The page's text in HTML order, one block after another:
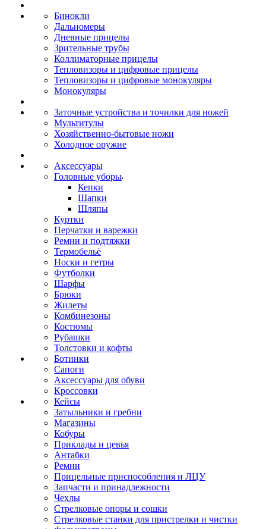
Бинокли
Дальномеры
Дневные прицелы
Зрительные трубы
Коллиматорные прицелы
Тепловизоры и цифровые прицелы
Тепловизоры и цифровые монокуляры
Монокуляры
Заточные устройства и точилки для ножей
Мультитулы
Хозяйственно-бытовые ножи
Холодное оружие
Аксессуары
Головные уборы
Кепки
Шапки
Шляпы
Куртки
Перчатки и варежки
Ремни и подтяжки
Термобельё
Носки и гетры
Футболки
Шарфы
Брюки
Жилеты
Комбинезоны
Костюмы
Рубашки
Толстовки и кофты
Ботинки
Сапоги
Аксессуары для обуви
Кроссовки
Кейсы
Затыльники и гребни
Магазины
Кобуры
Приклады и цевья
Антабки
Ремни
Прицельные приспособления и ЛЦУ
Запчасти и принадлежности
Чехлы
Стрелковые опоры и сошки
Стрелковые станки для пристрелки и чистки